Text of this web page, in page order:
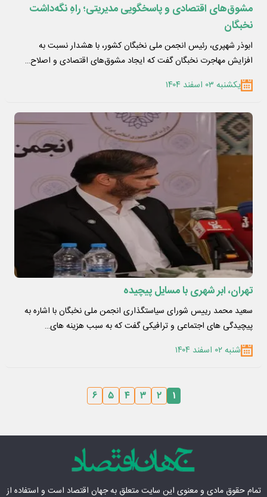
مشوق‌های اقتصادی و پاسخگویی مدیریتی؛ راهِ نگه‌داشت
نخبگان
ابوذر شهپری، رئیس انجمن ملی نخبگان کشور، با هشدار نسبت به
افزایش مهاجرت نخبگان گفت که ایجاد مشوق‌های اقتصادی و اصلاح…
یکشنبه ۰۳ اسفند ۱۴۰۴
تهران، ابر شهری با مسایل پیچیده
سعید محمد رییس شورای سیاستگذاری انجمن ملی نخبگان با اشاره به
پیچیدگی های اجتماعی و ترافیکی گفت که به سبب هزینه های…
شنبه ۰۲ اسفند ۱۴۰۴
۱ ۲ ۳ ۴ ۵ ۶
تمام حقوق مادی‌ و معنوی این سایت متعلق بهجهان اقتصاد است و استفاده از